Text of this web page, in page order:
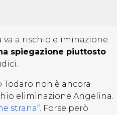
a rischio eliminazione.
spiegazione piuttosto
non è ancora
eliminazione Angelina.
strana“. Forse però